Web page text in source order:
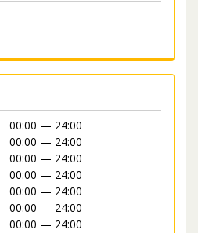
00:00 — 24:00
00:00 — 24:00
00:00 — 24:00
00:00 — 24:00
00:00 — 24:00
00:00 — 24:00
00:00 — 24:00